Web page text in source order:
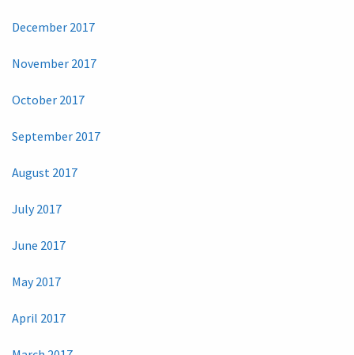
December 2017
November 2017
October 2017
September 2017
August 2017
July 2017
June 2017
May 2017
April 2017